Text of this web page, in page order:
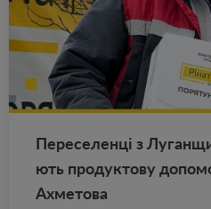
Пе­ре­се­ленці з
ють про­дук­то­ву
Ах­ме­то­ва